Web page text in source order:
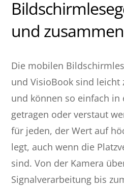
und
Die mobilen
und VisioBook sind leicht
und können so einfach in
getragen oder verstaut
für jeden, der Wert auf
legt, auch wenn die
sind. Von der Kamera
Signalverarbeitung bis